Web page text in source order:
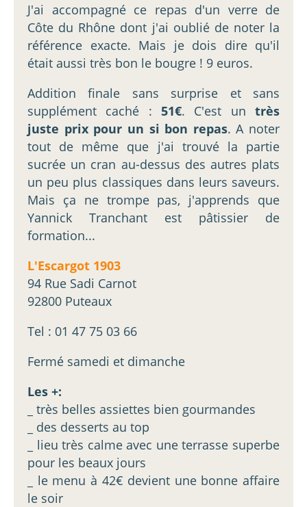
J'ai accompagné ce repas d'un verre de
Côte du Rhône dont j'ai oublié de noter la
référence exacte. Mais je dois dire qu'il
était aussi très bon le bougre ! 9 euros.
Addition finale sans surprise et sans
supplément caché : 51€. C'est un très
juste prix pour un si bon repas. A noter
tout de même que j'ai trouvé la partie
sucrée un cran au-dessus des autres plats
un peu plus classiques dans leurs saveurs.
Mais ça ne trompe pas, j'apprends que
Yannick Tranchant est pâtissier de
formation...
L'Escargot 1903
94 Rue Sadi Carnot
92800 Puteaux
Tel : 01 47 75 03 66
Fermé samedi et dimanche
Les +:
_ très belles assiettes bien gourmandes
_ des desserts au top
_ lieu très calme avec une terrasse superbe
pour les beaux jours
_ le menu à 42€ devient une bonne affaire
le soir